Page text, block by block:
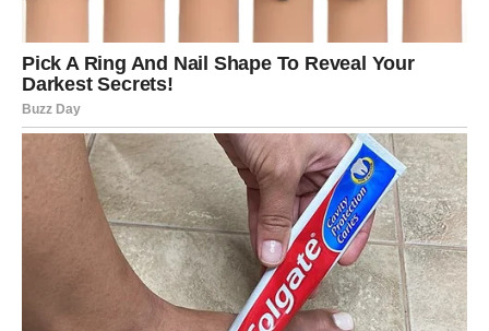
Zvijezde pokazuju da ćete uskoro napraviti veliki korak
prema cilju koji vam već dugo ne izlazi iz misli.
To može biti nešto povezano sa poslom, finansijama,
porodicom ili privatnim životom. Ono što je posebno
važno jeste da će se sve odvijati mnogo lakše nego što
Kada budete vidjeli prve rezultate, shvatićete da ste ušli u